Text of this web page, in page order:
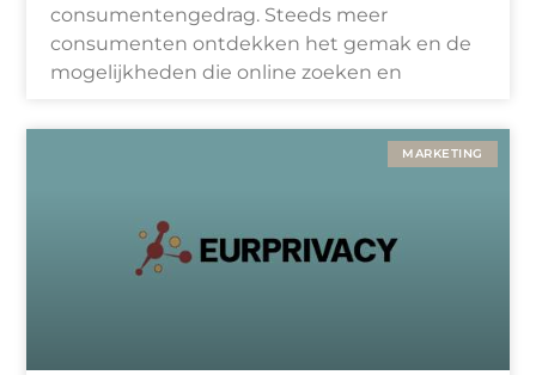
consumentengedrag. Steeds meer
consumenten ontdekken het gemak en de
mogelijkheden die online zoeken en
MARKETING